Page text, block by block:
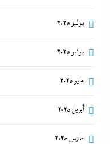
يوليو 2025
يونيو 2025
مايو 2025
أبريل 2025
مارس 2025